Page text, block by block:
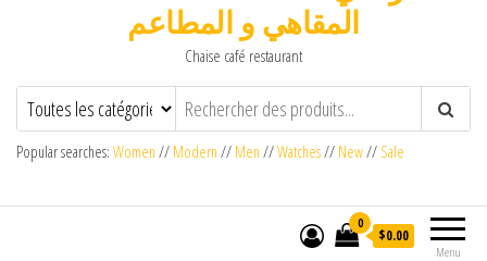
المقاهي و المطاعم
Chaise café restaurant
Popular searches: Women // Modern // Men //Watches// New// Sale
Menu
0
$0.00